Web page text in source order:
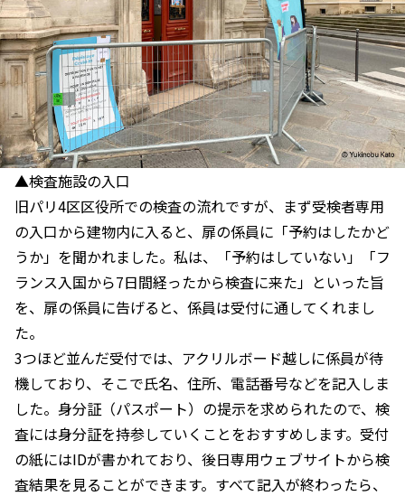
▲検査施設の入口
旧パリ4区区役所での検査の流れですが、まず受検者専用
の入口から建物内に入ると、扉の係員に「予約はしたかど
うか」を聞かれました。私は、「予約はしていない」「フ
ランス入国から7日間経ったから検査に来た」といった旨
を、扉の係員に告げると、係員は受付に通してくれまし
た。
3つほど並んだ受付では、アクリルボード越しに係員が待
機しており、そこで氏名、住所、電話番号などを記入しま
した。身分証（パスポート）の提示を求められたので、検
査には身分証を持参していくことをおすすめします。受付
の紙にはIDが書かれており、後日専用ウェブサイトから検
査結果を見ることができます。すべて記入が終わったら、